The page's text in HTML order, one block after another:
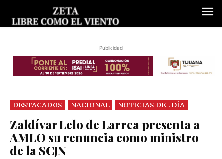
Publicidad
DESTACADOS NACIONAL NOTICIAS DEL DÍA
Zaldívar Lelo de Larrea presenta a
AMLO su renuncia como ministro
de la SCJN